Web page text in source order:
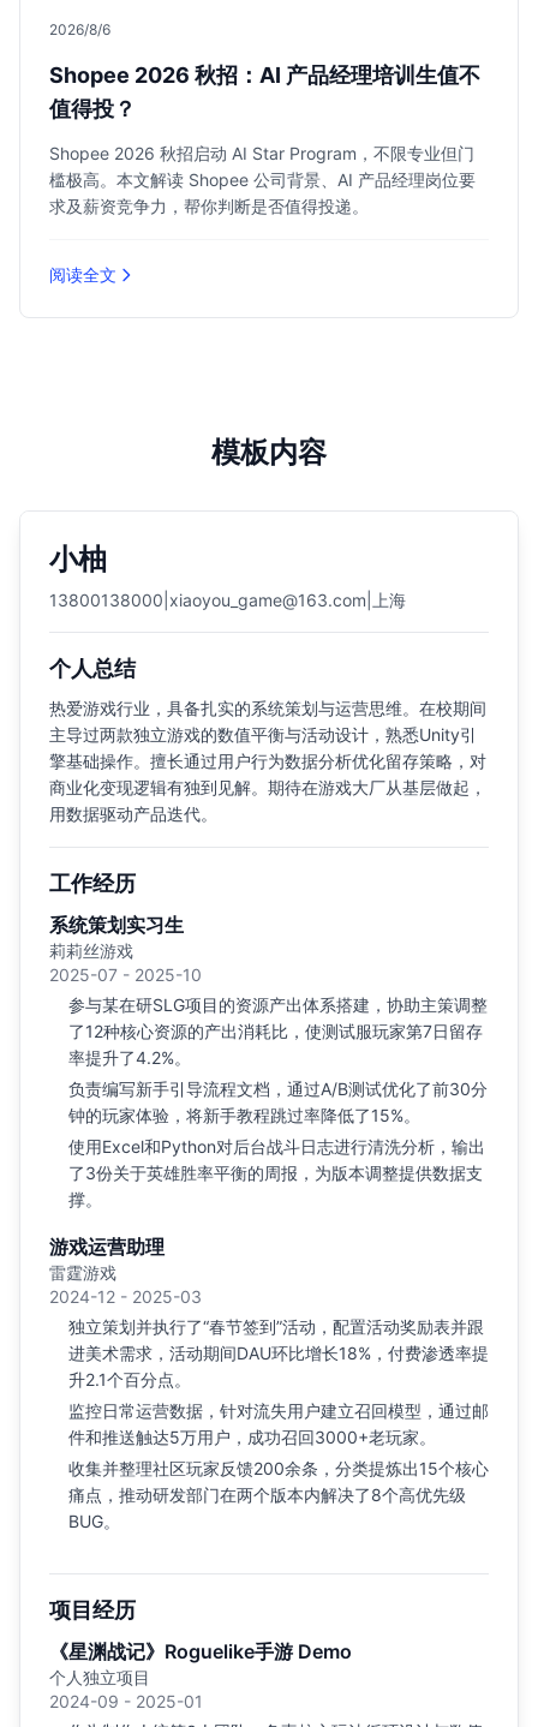
2026/8/6
Shopee 2026 秋招：AI 产品经理培训生值不
值得投？
Shopee 2026 秋招启动 AI Star Program，不限专业但门
槛极高。本文解读 Shopee 公司背景、AI 产品经理岗位要
求及薪资竞争力，帮你判断是否值得投递。
阅读全文
模板内容
小柚
13800138000 xiaoyou_game@163.com 上海
个人总结
热爱游戏行业，具备扎实的系统策划与运营思维。在校期间
主导过两款独立游戏的数值平衡与活动设计，熟悉Unity引
擎基础操作。擅长通过用户行为数据分析优化留存策略，对
商业化变现逻辑有独到见解。期待在游戏大厂从基层做起，
用数据驱动产品迭代。
工作经历
系统策划实习生
莉莉丝游戏
2025-07 - 2025-10
参与某在研SLG项目的资源产出体系搭建，协助主策调整
了12种核心资源的产出消耗比，使测试服玩家第7日留存
率提升了4.2%。
负责编写新手引导流程文档，通过A/B测试优化了前30分
钟的玩家体验，将新手教程跳过率降低了15%。
使用Excel和Python对后台战斗日志进行清洗分析，输出
了3份关于英雄胜率平衡的周报，为版本调整提供数据支
撑。
游戏运营助理
雷霆游戏
2024-12 - 2025-03
独立策划并执行了“春节签到”活动，配置活动奖励表并跟
进美术需求，活动期间DAU环比增长18%，付费渗透率提
升2.1个百分点。
监控日常运营数据，针对流失用户建立召回模型，通过邮
件和推送触达5万用户，成功召回3000+老玩家。
收集并整理社区玩家反馈200余条，分类提炼出15个核心
痛点，推动研发部门在两个版本内解决了8个高优先级
BUG。
项目经历
《星渊战记》Roguelike手游 Demo
个人独立项目
2024-09 - 2025-01